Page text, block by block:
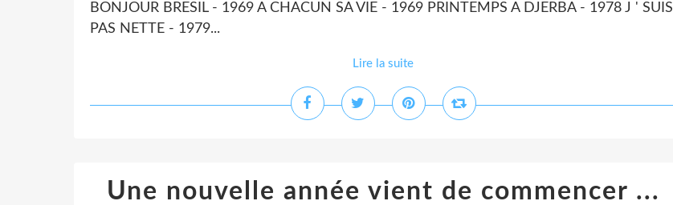
BONJOUR BRESIL - 1969 A CHACUN SA VIE - 1969 PRINTEMPS A DJERBA - 1978 J ' SUIS
PAS NETTE - 1979...
Lire la suite
Une nouvelle année vient de commencer ...